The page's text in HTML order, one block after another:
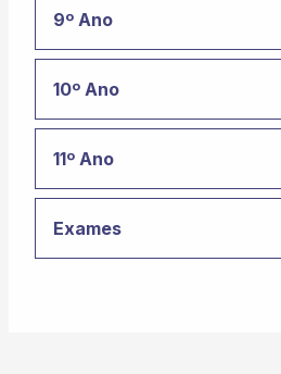
9º Ano
10º Ano
11º Ano
Exames